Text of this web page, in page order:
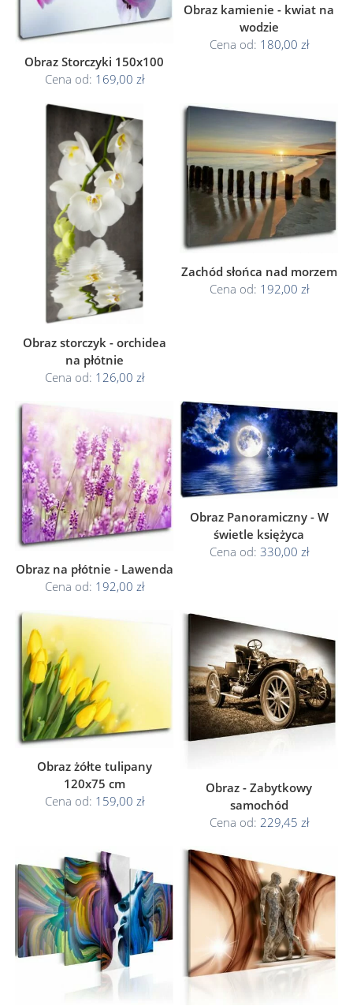
Obraz Storczyki 150x100
Cena od: 169,00 zł
Obraz kamienie - kwiat na
wodzie
Cena od: 180,00 zł
Obraz storczyk - orchidea
na płótnie
Cena od: 126,00 zł
Zachód słońca nad morzem
Cena od: 192,00 zł
Obraz na płótnie - Lawenda
Cena od: 192,00 zł
Obraz Panoramiczny - W
świetle księżyca
Cena od: 330,00 zł
Obraz żółte tulipany
120x75 cm
Cena od: 159,00 zł
Obraz - Zabytkowy
samochód
Cena od: 229,45 zł